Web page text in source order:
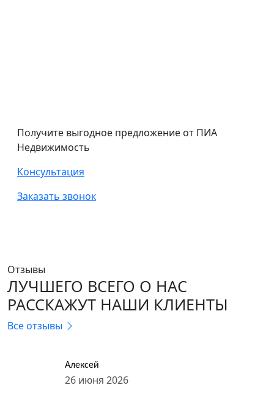
Получите выгодное предложение от ПИА
Недвижимость
Консультация
Заказать звонок
Отзывы
ЛУЧШЕГО ВСЕГО О НАС
РАССКАЖУТ НАШИ КЛИЕНТЫ
Все отзывы
Алексей
26 июня 2026